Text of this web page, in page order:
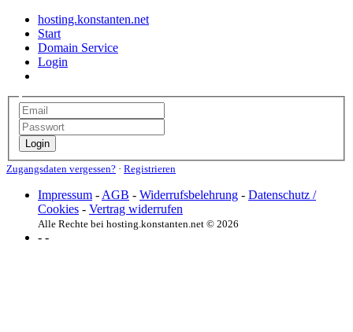
hosting.konstanten.net
Start
Domain Service
Login
Login
Zugangsdaten vergessen? · Registrieren
Impressum - AGB - Widerrufsbelehrung - Datenschutz /
Cookies - Vertrag widerrufen
Alle Rechte bei hosting.konstanten.net © 2026
- -